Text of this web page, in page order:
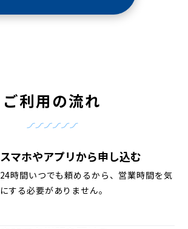
ご利用の流れ
スマホやアプリから申し込む
24時間いつでも頼めるから、営業時間を気
にする必要がありません。